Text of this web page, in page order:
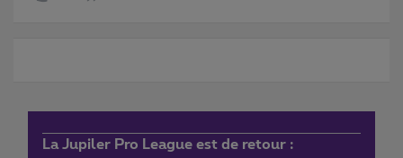
La Jupiler Pro League est de retour :